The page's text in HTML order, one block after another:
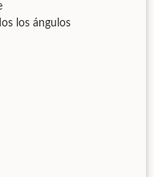
los ángulos